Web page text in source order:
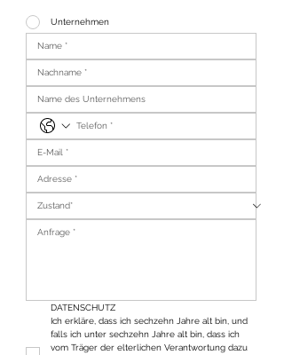
Unternehmen
DATENSCHUTZ
Ich erkläre, dass ich sechzehn Jahre alt bin, und
falls ich unter sechzehn Jahre alt bin, dass ich
vom Träger der elterlichen Verantwortung dazu